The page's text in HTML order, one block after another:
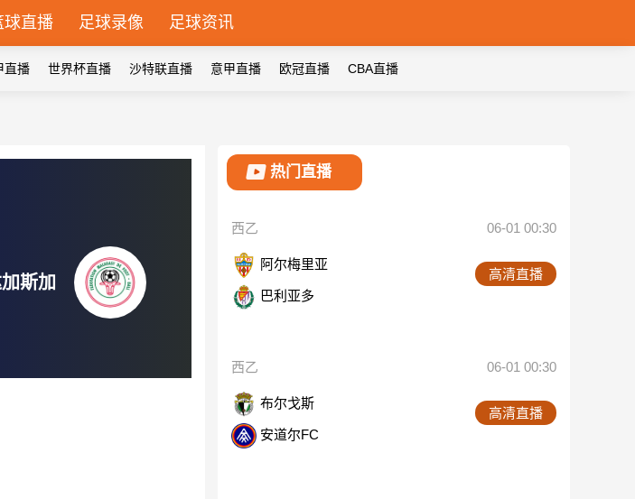
球直播 足球录像 足球资讯
直播 世界杯直播 沙特联直播 意甲直播 欧冠直播 CBA直播
斯加
热门直播
西乙 06-01 00:30
阿尔梅里亚
巴利亚多
高清直播
西乙 06-01 00:30
布尔戈斯
安道尔FC
高清直播